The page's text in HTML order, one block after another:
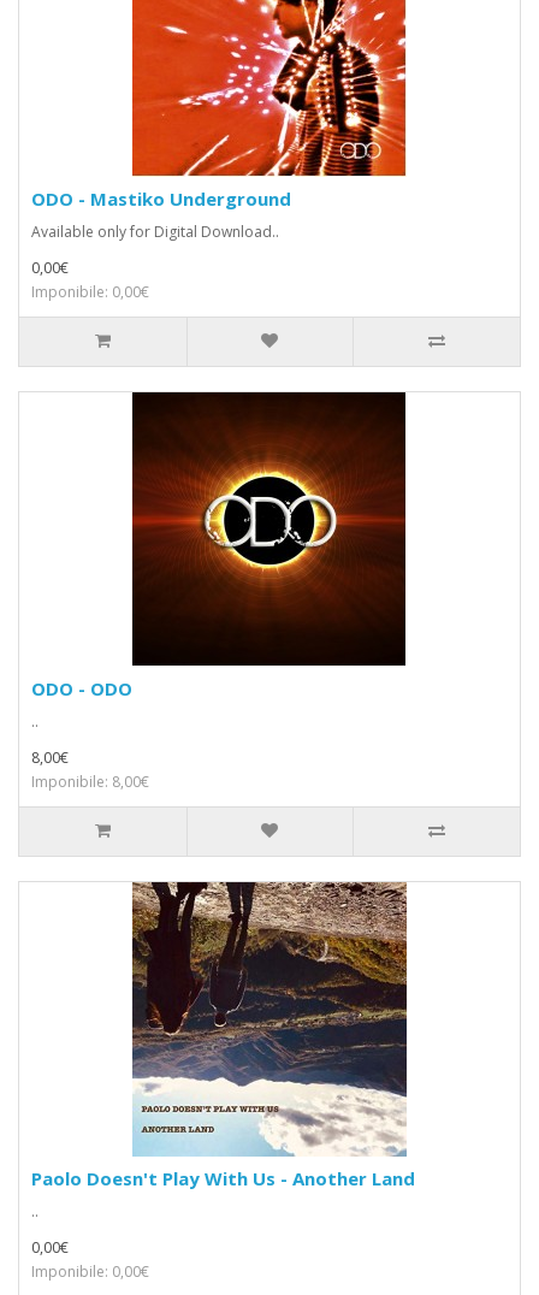
ODO - Mastiko Underground
Available only for Digital Download..
0,00€
Imponibile: 0,00€
ODO - ODO
..
8,00€
Imponibile: 8,00€
Paolo Doesn't Play With Us - Another Land
..
0,00€
Imponibile: 0,00€